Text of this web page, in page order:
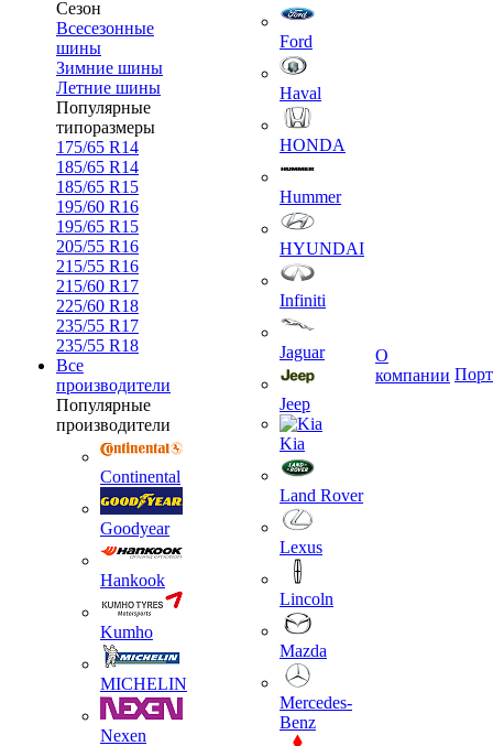
Сезон
Всесезонные
шины
Зимние шины
Летние шины
Популярные
типоразмеры
175/65 R14
185/65 R14
185/65 R15
195/60 R16
195/65 R15
205/55 R16
215/55 R16
215/60 R17
225/60 R18
235/55 R17
235/55 R18
Все
производители
Популярные
производители
Continental
Goodyear
Hankook
Kumho
MICHELIN
Nexen
Ford
Haval
HONDA
Hummer
HYUNDAI
Infiniti
Jaguar
Jeep
Kia
Land Rover
Lexus
Lincoln
Mazda
Mercedes-
Benz
О
компании